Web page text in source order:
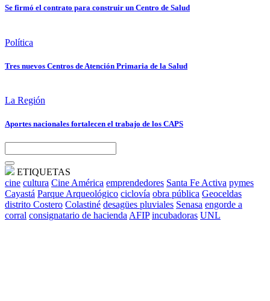
Se firmó el contrato para construir un Centro de Salud
Política
Tres nuevos Centros de Atención Primaria de la Salud
La Región
Aportes nacionales fortalecen el trabajo de los CAPS
ETIQUETAS
cine cultura Cine América emprendedores Santa Fe Activa pymes
Cayastá Parque Arqueológico ciclovía obra pública Geoceldas
distrito Costero Colastiné desagües pluviales Senasa engorde a
corral consignatario de hacienda AFIP incubadoras UNL